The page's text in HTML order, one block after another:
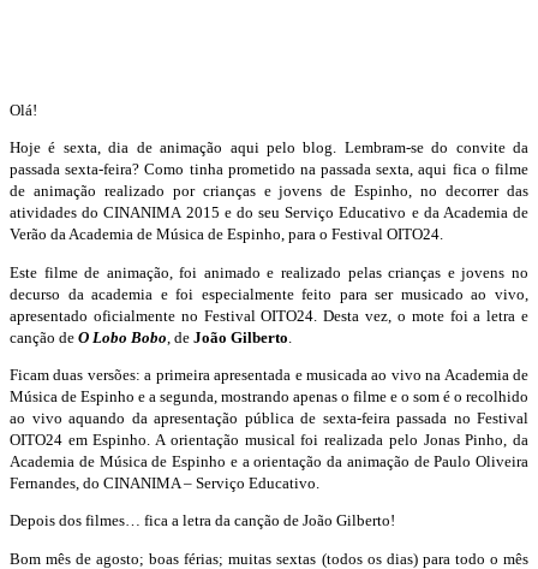
Olá!
Hoje é sexta, dia de animação aqui pelo blog. Lembram-se do convite da
passada sexta-feira? Como tinha prometido na passada sexta, aqui fica o filme
de animação realizado por crianças e jovens de Espinho, no decorrer das
atividades do CINANIMA 2015 e do seu Serviço Educativo e da Academia de
Verão da Academia de Música de Espinho, para o Festival OITO24.
Este filme de animação, foi animado e realizado pelas crianças e jovens no
decurso da academia e foi especialmente feito para ser musicado ao vivo,
apresentado oficialmente no Festival OITO24. Desta vez, o mote foi a letra e
canção de O Lobo Bobo , de João Gilberto
Ficam duas versões: a primeira apresentada e musicada ao vivo na Academia de
Música de Espinho e a segunda, mostrando apenas o filme e o som é o recolhido
ao vivo aquando da apresentação pública de sexta-feira passada no Festival
OITO24 em Espinho. A orientação musical foi realizada pelo Jonas Pinho, da
Academia de Música de Espinho e a orientação da animação de Paulo Oliveira
Fernandes, do CINANIMA – Serviço Educativo.
Depois dos filmes… fica a letra da canção de João Gilberto!
Bom mês de agosto; boas férias; muitas sextas (todos os dias) para todo o mês